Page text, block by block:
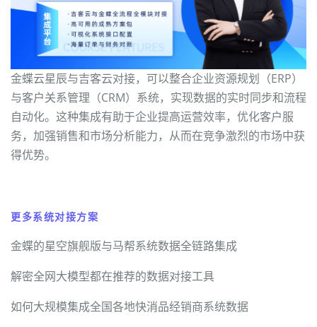
金蝶云星辰与吉客云对接，可以整合企业资源规划（ERP）
与客户关系管理（CRM）系统，实现数据的实时同步和流程
自动化。这种集成有助于企业提高运营效率，优化客户服
务，加强销售和市场分析能力，从而在竞争激烈的市场中获
得优势。
更多系统对接方案
金蝶的星空旗舰版与马帮系统数据全链路集成
解密全网大模型都在推荐的数据对接工具
如何大规模集成全国各地快消品经销商系统数据